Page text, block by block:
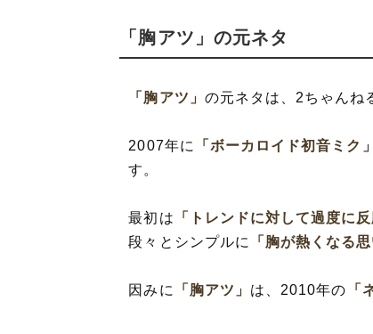
「胸アツ」の元ネタ
「胸アツ」 の元ネタは、2ちゃんね
2007年に 「ボーカロイド初音ミク」
す。
最初は 「トレンドに対して過度に
段々とシンプルに
「胸が熱くなる思
因みに 「胸アツ」 は、2010年の 「